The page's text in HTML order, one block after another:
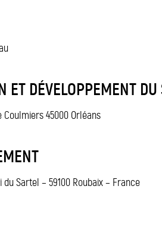
ET DÉVELOPPEMENT
Coulmiers 45000 Orléans
du Sartel – 59100 Roubaix – France